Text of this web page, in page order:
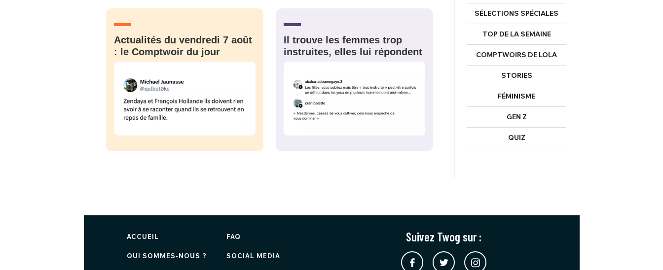
Actualités du vendredi 7 août
: le Comptwoir du jour
Il trouve les femmes trop
instruites, elles lui répondent
SÉLECTIONS SPÉCIALES
TOP DE LA SEMAINE
COMPTWOIRS DE LOLA
STORIES
FÉMINISME
GEN Z
QUIZ
ACCUEIL
QUI SOMMES-NOUS ?
FAQ
SOCIAL MEDIA
Suivez Twog sur :
C'EST PARTI
ME CONNECTER